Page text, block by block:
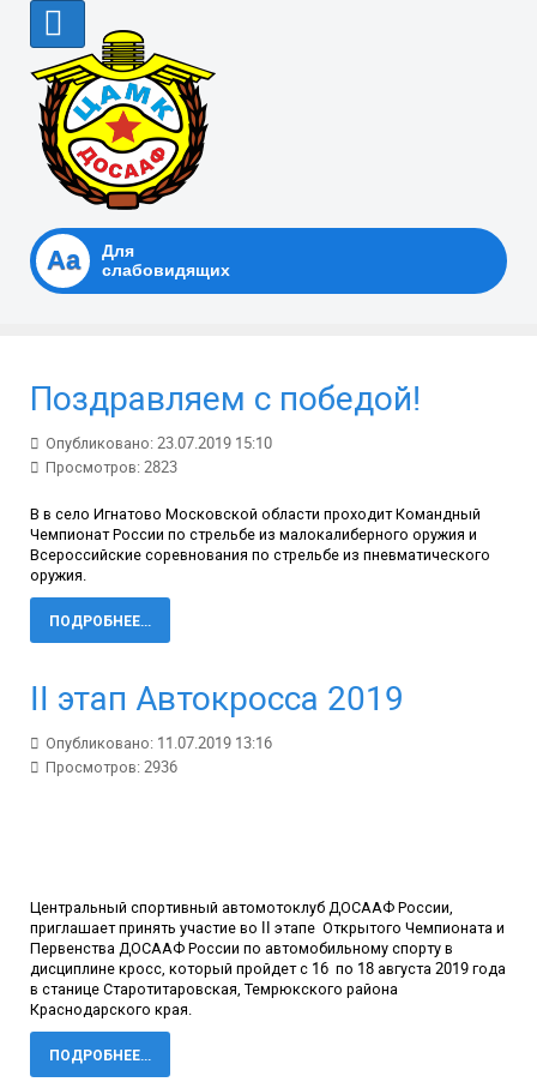
Аа
Для
слабовидящих
Поздравляем с победой!
Опубликовано: 23.07.2019 15:10
Просмотров: 2823
В в село Игнатово Московской области проходит Командный
Чемпионат России по стрельбе из малокалиберного оружия и
Всероссийские соревнования по стрельбе из пневматического
оружия.
ПОДРОБНЕЕ...
II этап Автокросса 2019
Опубликовано: 11.07.2019 13:16
Просмотров: 2936
Центральный спортивный автомотоклуб ДОСААФ России,
приглашает принять участие во II этапе Открытого Чемпионата и
Первенства ДОСААФ России по автомобильному спорту в
дисциплине кросс, который пройдет с 16 по 18 августа 2019 года
в станице Старотитаровская, Темрюкского района
Краснодарского края.
ПОДРОБНЕЕ...